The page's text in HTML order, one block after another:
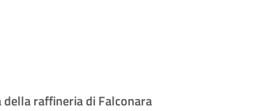
raffineria di Falconara